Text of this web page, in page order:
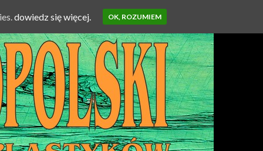
dowiedz się więcej. OK, ROZUMIEM